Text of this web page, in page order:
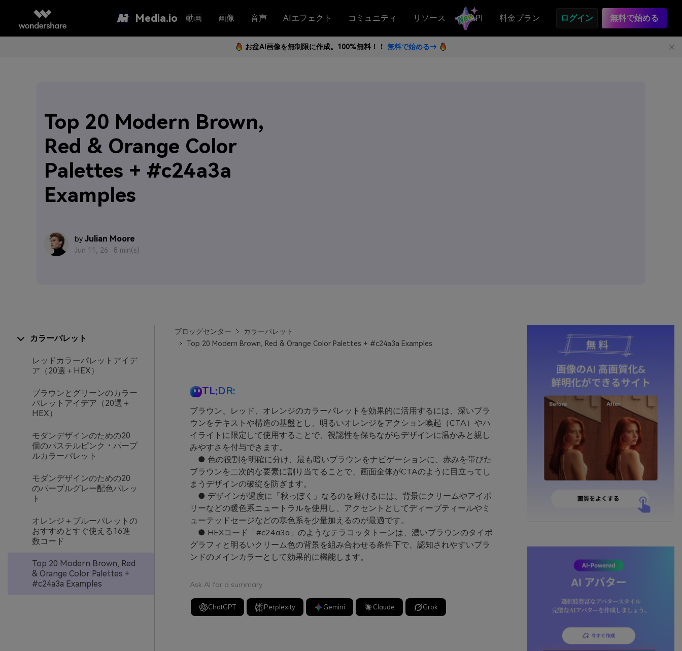
Media.io 動画 画像 音声 AIエフェクト コミュニティ リソース API 料金プラン ログイン 無料で始める
お盆AI画像を無制限に作成。100%無料！！ 無料で始める→
Top 20 Modern Brown,
Red & Orange Color
Palettes + #c24a3a
Examples
by Julian Moore
Jun 11, 26 · 8 min(s)
カラーパレット
レッドカラーパレットアイデ
ア（20選＋HEX）
ブラウンとグリーンのカラー
パレットアイデア（20選＋
HEX）
モダンデザインのための20
個のパステルピンク・パープ
ルカラーパレット
モダンデザインのための20
のパープルグレー配色パレッ
ト
オレンジ＋ブルーパレットの
おすすめとすぐ使える16進
数コード
Top 20 Modern Brown, Red
& Orange Color Palettes +
#c24a3a Examples
ブロッグセンター
カラーパレット
Top 20 Modern Brown, Red & Orange Color Palettes + #c24a3a Examples
TL;DR:
ブラウン、レッド、オレンジのカラーパレットを効果的に活用するには、深いブラ
ウンをテキストや構造の基盤とし、明るいオレンジをアクション喚起（CTA）やハ
イライトに限定して使用することで、視認性を保ちながらデザインに温かみと親し
みやすさを付与できます。
● 色の役割を明確に分け、最も暗いブラウンをナビゲーションに、赤みを帯びた
ブラウンを二次的な要素に割り当てることで、画面全体がCTAのように目立ってし
まうデザインの破綻を防ぎます。
● デザインが過度に「秋っぽく」なるのを避けるには、背景にクリームやアイボ
リーなどの暖色系ニュートラルを使用し、アクセントとしてディープティールやミ
ューテッドセージなどの寒色系を少量加えるのが最適です。
● HEXコード「#c24a3a」のようなテラコッタトーンは、濃いブラウンのタイポ
グラフィと明るいクリーム色の背景を組み合わせる条件下で、認知されやすいブラ
ンドのメインカラーとして効果的に機能します。
Ask AI for a summary
ChatGPT Perplexity Gemini Claude Grok